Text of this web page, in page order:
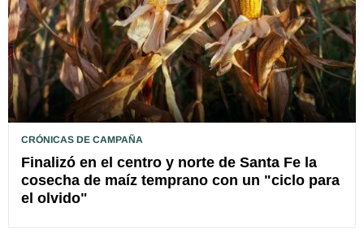
CRÓNICAS DE CAMPAÑA
Finalizó en el centro y norte de Santa Fe la
cosecha de maíz temprano con un "ciclo para
el olvido"